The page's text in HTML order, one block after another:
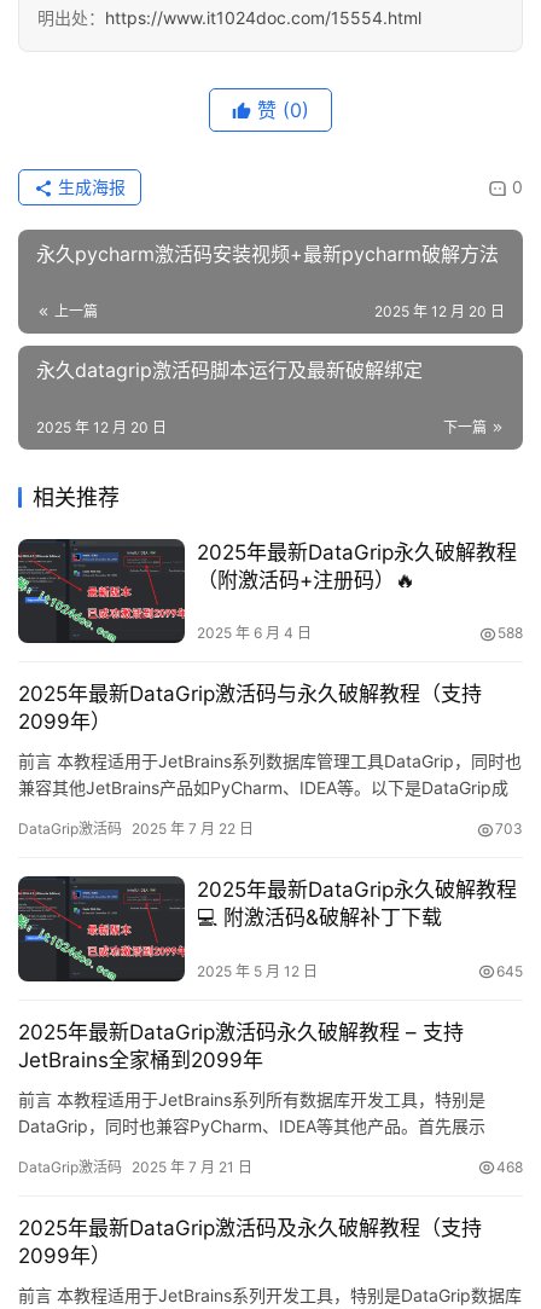
明出处： https://www.it1024doc.com/15554.html
赞 (0)
0
生成海报
永久pycharm激活码安装视频+最新pycharm破解方法
上一篇 2025 年 12 月 20 日
永久datagrip激活码脚本运行及最新破解绑定
下一篇
2025 年 12 月 20 日
相关推荐
2025年最新DataGrip永久破解教程
（附激活码+注册码）🔥
2025 年 6 月 4 日 588
2025年最新DataGrip激活码与永久破解教程（支持
2099年）
前言 本教程适用于JetBrains系列数据库管理工具DataGrip，同时也
兼容其他JetBrains产品如PyCharm、IDEA等。以下是DataGrip成
DataGrip数据库管理工具，该方法对历史版本同样有效。 适用环境
DataGrip激活码 2025 年 7 月 22 日 703
2025年最新DataGrip永久破解教程
💻 附激活码&破解补丁下载
2025 年 5 月 12 日 645
2025年最新DataGrip激活码永久破解教程 – 支持
JetBrains全家桶到2099年
前言 本教程适用于JetBrains系列所有数据库开发工具，特别是
DataGrip，同时也兼容PyCharm、IDEA等其他产品。首先展示
靠！ 接下来将详细讲解如何实现DataGrip的永久激活。本教程适用
确保100%…
DataGrip激活码 2025 年 7 月 21 日 468
2025年最新DataGrip激活码及永久破解教程（支持
2099年）
前言 本教程适用于JetBrains系列开发工具，特别是DataGrip数据库